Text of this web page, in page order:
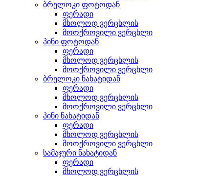
ბრელოკი ფოტოდან
ფერადი
მხოლოდ ვერცხლის
მოოქროვილი ვერცხლი
პინი ფოტოდან
ფერადი
მხოლოდ ვერცხლის
მოოქროვილი ვერცხლი
ბრელოკი ნახატიდან
ფერადი
მხოლოდ ვერცხლის
მოოქროვილი ვერცხლი
პინი ნახატიდან
ფერადი
მხოლოდ ვერცხლის
მოოქროვილი ვერცხლი
სამაჯური ნახატიდან
ფერადი
მხოლოდ ვერცხლის